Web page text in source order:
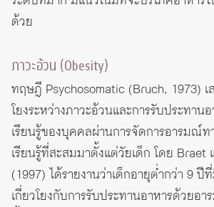
ด้วย
ภาวะอ้วน (Obesity)
ทฤษฎี Psychosomatic (Bruch, 1973) เ
โยงระหว่างภาวะอ้วนและการรับประทาน
เรียนรู้ของบุคคลผ่านการจัดการอารมณ์ท
เรียนรู้ที่สะสมมาตั้งแต่วัยเด็ก โดย Braet
(1997) ได้รายงานว่าเด็กอายุต่ำกว่า 9
เกี่ยวโยงกับการรับประทานอาหารด้วยอ